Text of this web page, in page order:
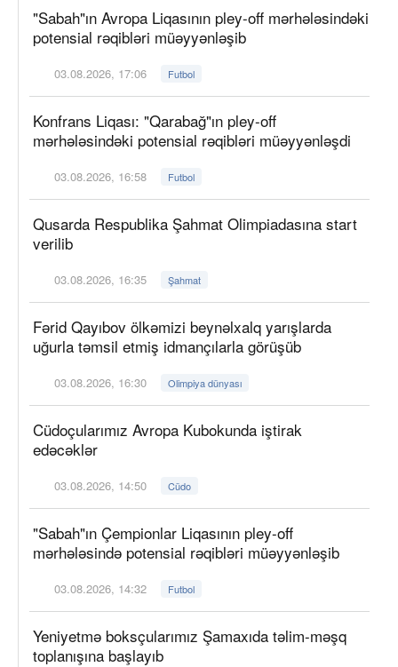
"Sabah"ın Avropa Liqasının pley-off mərhələsindəki
potensial rəqibləri müəyyənləşib
03.08.2026, 17:06 Futbol
Konfrans Liqası: "Qarabağ"ın pley-off
mərhələsindəki potensial rəqibləri müəyyənləşdi
03.08.2026, 16:58 Futbol
Qusarda Respublika Şahmat Olimpiadasına start
verilib
03.08.2026, 16:35 Şahmat
Fərid Qayıbov ölkəmizi beynəlxalq yarışlarda
uğurla təmsil etmiş idmançılarla görüşüb
03.08.2026, 16:30 Olimpiya dünyası
Cüdoçularımız Avropa Kubokunda iştirak
edəcəklər
03.08.2026, 14:50 Cüdo
"Sabah"ın Çempionlar Liqasının pley-off
mərhələsində potensial rəqibləri müəyyənləşib
03.08.2026, 14:32 Futbol
Yeniyetmə boksçularımız Şamaxıda təlim-məşq
toplanışına başlayıb